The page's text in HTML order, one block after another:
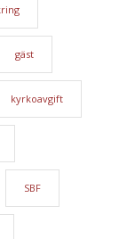
gäst
kyrkoavgift
SBF